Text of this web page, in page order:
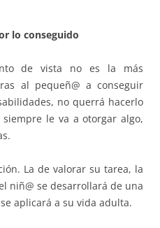
lo conseguido
de vista no es la más
al pequeñ@ a conseguir
no querrá hacerlo
le va a otorgar algo,
La de valorar su tarea, la
niñ@ se desarrollará de una
aplicará a su vida adulta.